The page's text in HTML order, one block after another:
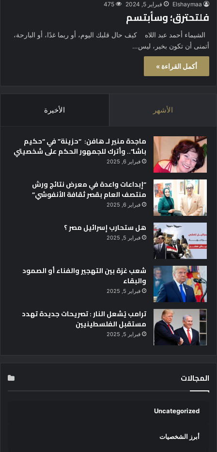
Elshaymaa فبراير 5, 2024 475
فلتحترق؛ وسأبتسم
الشيماء أحمد عبد اللاه كيف حال قلبك اليوم، أو ربما غدًا، أو البارحة،
أتمنى أن تكون بخير، ليس…
أكمل القراءة »
الأشهر الأخيرة
ماجدة منير لـ هافن: “حزينة” في “حكيم
باشا”.. وأترك للجمهور الحكم على شخصيتي
فبراير 6, 2025
“إبداعات واعدة في معرض نتائج ورش
منتصف العام بقصر ثقافة الأنفوشي”
فبراير 6, 2025
هل ستحارب إسرائيل مصر ؟
فبراير 5, 2025
شعب غزة بين التهجير والفناء أو الصمود
والبقاء
فبراير 5, 2025
ترامب يُشعل النار : تصريحات جديدة تهدد
مستقبل الفلسطينيين
فبراير 5, 2025
المجالات
Uncategorized
أبرز الشخصيات